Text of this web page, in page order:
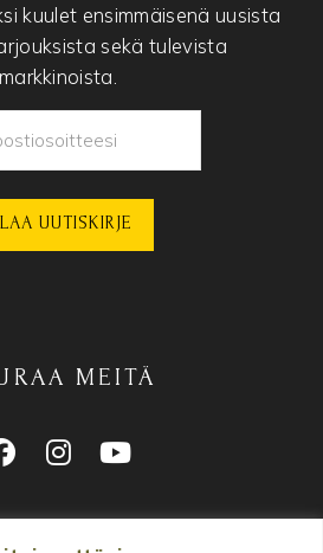
kuulet ensimmäisenä uusista
sekä tulevista
markkinoista.
MEITÄ